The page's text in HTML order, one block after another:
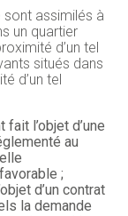
assimilés à
un quartier
d’un tel
situés dans
d’un tel
l’objet d’une
au
;
d’un contrat
la demande